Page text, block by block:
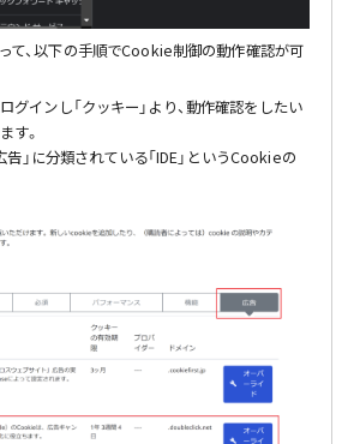
て、以下の手順でCookie制御の動作確認が可
インし「クッキー」より、動作確認をしたい
す。
告」に分類されている「IDE」というCookieの